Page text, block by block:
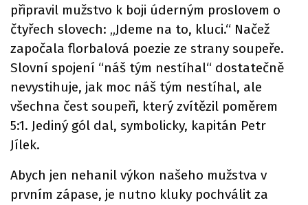
připravil mužstvo k boji úderným proslovem o
čtyřech slovech: „Jdeme na to, kluci.“ Načež
započala florbalová poezie ze strany soupeře.
Slovní spojení “náš tým nestíhal“ dostatečně
nevystihuje, jak moc náš tým nestíhal, ale
všechna čest soupeři, který zvítězil poměrem
5:1. Jediný gól dal, symbolicky, kapitán Petr
Jílek.
Abych jen nehanil výkon našeho mužstva v
prvním zápase, je nutno kluky pochválit za